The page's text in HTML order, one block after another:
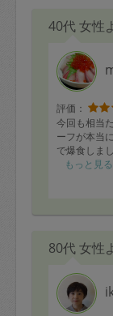
40代 女性
評価：
今回も相当
ーフが本当
で爆食しま
もっと見る
80代 女性